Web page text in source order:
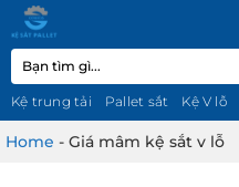
qua
nội
dung
Tìm
kiếm:
Kệ trung tải Pallet sắt Kệ V lỗ
Home - Giá mâm kệ sắt v lỗ